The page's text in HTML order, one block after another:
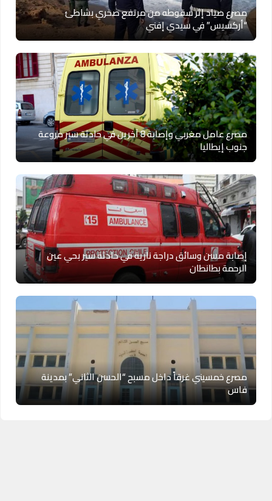
مصرع صياد إثر سقوطه من مرتفع صخري بشاطئ
“أركسيس” في سيدي إفني
مصرع عامل مغربي وإصابة 8 آخرين في حادثة سير مروعة
جنوب إيطاليا
إصابة مسن وسائق دراجة نارية في حادثة سير بحي عين
الرحمة بطانطان
مصرع خمسيني غرقاً داخل مسبح “الحسن الثاني” بمدينة
فاس